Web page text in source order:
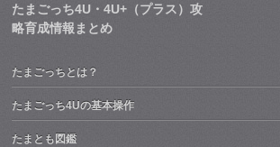
たまごっち4U・4U+（プラス）攻
略育成情報まとめ
たまごっちとは？
たまごっち4Uの基本操作
たまとも図鑑